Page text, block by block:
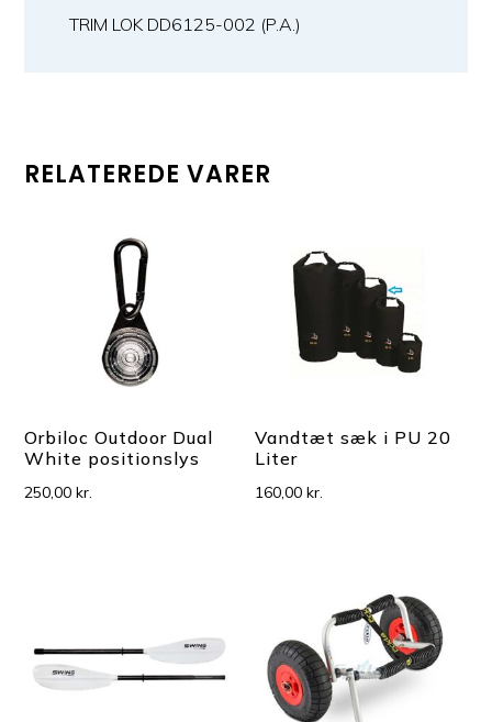
TRIM LOK DD6125-002 (P.A.)
RELATEREDE VARER
Orbiloc Outdoor Dual
White positionslys
250,00kr.
Vandtæt sæk i PU 20
Liter
160,00kr.